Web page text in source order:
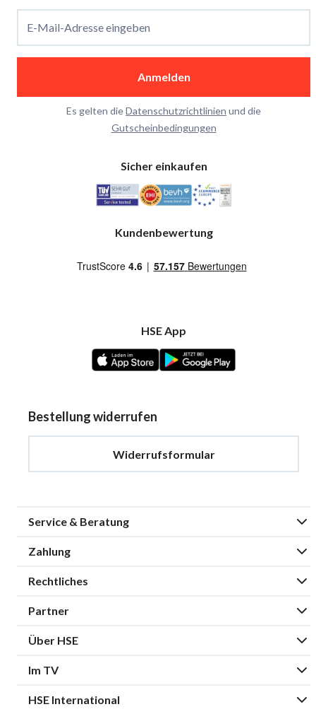
E-Mail-Adresse eingeben
Anmelden
Es gelten dieDatenschutzrichtlinien und die
Gutscheinbedingungen
Sicher einkaufen
Kundenbewertung
HSE App
Bestellung widerrufen
Widerrufsformular
Service & Beratung
Zahlung
Rechtliches
Partner
Über HSE
Im TV
HSE International